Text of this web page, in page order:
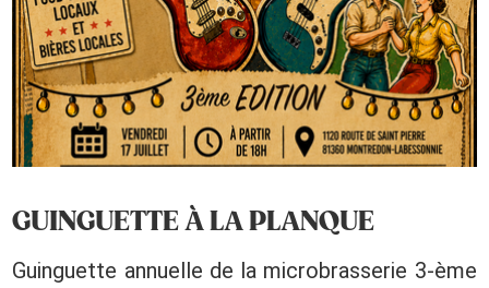
GUINGUETTE À LA PLANQUE
Guinguette annuelle de la microbrasserie 3-ème